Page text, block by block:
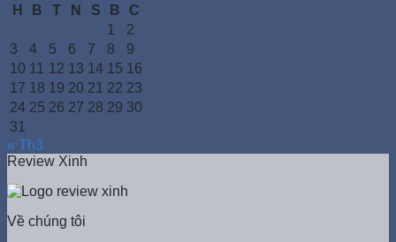
H
B T N S B
C
1
2
3
4 5 6 7 8
9
10 11 12 13 14 15 16
17 18 19 20 21 22 23
24 25 26 27 28 29 30
31
« Th3
Review Xinh
Về chúng tôi